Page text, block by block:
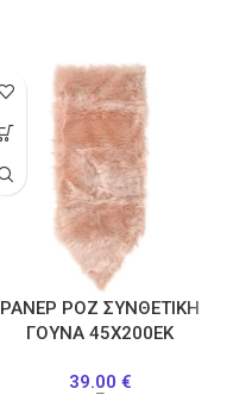
ΡΑΝΕΡ ΡΟΖ ΣΥΝΘΕΤΙΚΗ
ΓΟΥΝΑ 45Χ200ΕΚ
39.00 €
–